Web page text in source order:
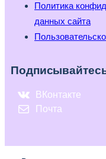
Политика
данных сайта
ВКонтакте
Почта